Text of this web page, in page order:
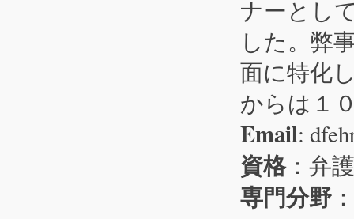
ナーとし
した。弊
面に特化
からは１
Email:
資格：弁
専門分野